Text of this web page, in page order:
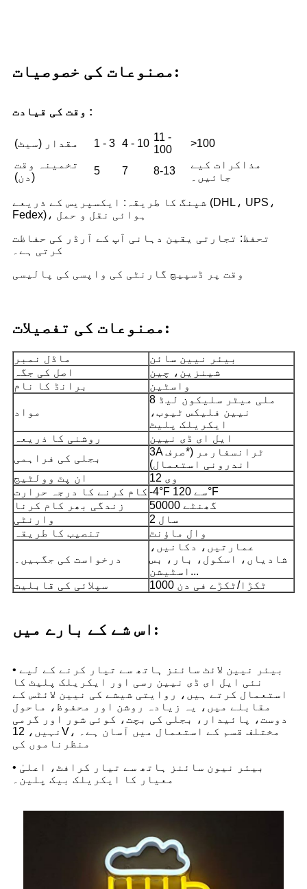
مصنوعات کی خصوصیات:
وقت کی قیادت :
مقدار (سیٹ) 1 - 3 4 - 10
11 -
100
>100
تخمینہ وقت
(دن)
5 7 8-13
مذاکرات کیے
جائیں۔
شپنگ کا طریقہ: ایکسپریس کے ذریعے (DHL، UPS،
Fedex)، ہوائی نقل و حمل
تحفظ: تجارتی یقین دہانی آپ کے آرڈر کی حفاظت
کرتی ہے۔
وقت پر ڈسپیچ گارنٹی کی واپسی کی پالیسی
مصنوعات کی تفصیلات:
ماڈل نمبر
بیئر نیین سائن
اصل کی جگہ
شینزین، چین
برانڈ کا نام
واسٹین
مواد
8 ملی میٹر سلیکون لیڈ
نیین فلیکس ٹیوب،
ایکریلک پلیٹ
روشنی کا ذریعہ
ایل ای ڈی نیین
بجلی کی فراہمی
3A ٹرانسفارمر (*صرف
اندرونی استعمال)
ان پٹ وولٹیج
12 وی
کام کرنے کا درجہ حرارت
-4°F سے 120°F
زندگی بھر کام کرنا
50000 گھنٹے
وارنٹی
2 سال
تنصیب کا طریقہ
وال ماؤنٹ
درخواست کی جگہیں۔
عمارتیں، دکانیں،
شادیاں، اسکول، بار، بس
اسٹیشن...
سپلائی کی قابلیت
1000 ٹکڑا/ٹکڑے فی دن
اس شے کے بارے میں:
• بیئر نیین لائٹ سائنز ہاتھ سے تیار کرنے کے لیے
نئی ایل ای ڈی نیین رسی اور ایکریلک پلیٹ کا
استعمال کرتے ہیں، روایتی شیشے کی نیین لائٹس کے
مقابلے میں، یہ زیادہ روشن اور محفوظ، ماحول
دوست، پائیدار، بجلی کی بچت، کوئی شور اور گرمی
نہیں، 12V، مختلف قسم کے استعمال میں آسان ہے۔
منظرناموں کی
• بیئر نیون سائنز ہاتھ سے تیار کرافٹ، اعلیٰ
معیار کا ایکریلک بیک پلین۔